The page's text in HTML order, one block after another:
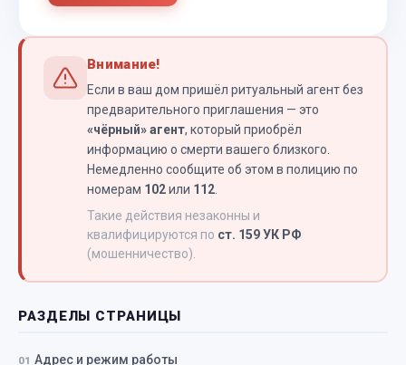
Внимание!
Если в ваш дом пришёл ритуальный агент без
предварительного приглашения — это
«чёрный» агент, который приобрёл
информацию о смерти вашего близкого.
Немедленно сообщите об этом в полицию по
номерам 102или 112
Такие действия незаконны и
квалифицируются по ст. 159 УК РФ
(мошенничество).
РАЗДЕЛЫ СТРАНИЦЫ
Адрес и режим работы